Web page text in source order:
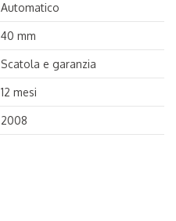
Automatico
40 mm
Scatola e garanzia
12 mesi
2008